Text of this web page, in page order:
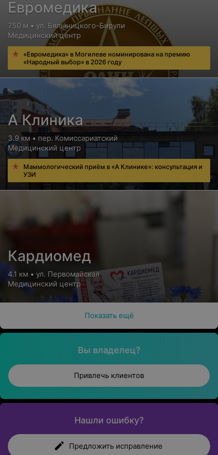
Евромедика
750 м • ул. Бялыницкого-Бирули
Медицинский центр
«Евромедика» в Могилеве номинирована на премию
«Народный выбор» в 2026 году
А Клиника
3.9 км • пер. Комиссариатский
Медицинский центр
Маммологический приём в «А Клинике»: консультация и
УЗИ
Кардиомед
4.1 км • ул. Первомайская
Медицинский центр
Показать ещё
Вы владелец?
Привлечь клиентов
Нашли ошибку?
Предложить исправление